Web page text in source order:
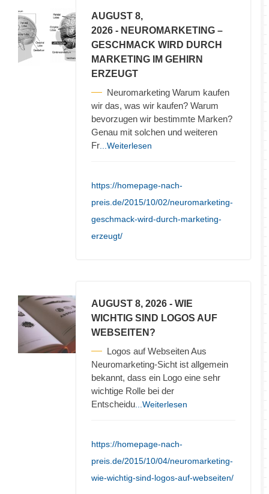
AUGUST 8,
2026 - NEUROMARKETING –
GESCHMACK WIRD DURCH
MARKETING IM GEHIRN
ERZEUGT
Neuromarketing Warum kaufen
wir das, was wir kaufen? Warum
bevorzugen wir bestimmte Marken?
Genau mit solchen und weiteren
Fr ...Weiterlesen
https://homepage-nach-
preis.de/2015/10/02/neuromarketing-
geschmack-wird-durch-marketing-
erzeugt/
AUGUST 8, 2026 - WIE
WICHTIG SIND LOGOS AUF
WEBSEITEN?
Logos auf Webseiten Aus
Neuromarketing-Sicht ist allgemein
bekannt, dass ein Logo eine sehr
wichtige Rolle bei der
Entscheidu ...Weiterlesen
https://homepage-nach-
preis.de/2015/10/04/neuromarketing-
wie-wichtig-sind-logos-auf-webseiten/